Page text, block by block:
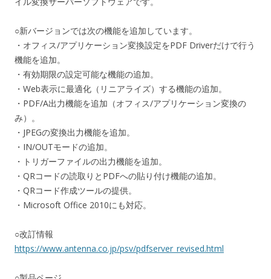
○新バージョンでは次の機能を追加しています。
・オフィス/アプリケーション変換設定をPDF Driverだけで行う
機能を追加。
・有効期限の設定可能な機能の追加。
・Web表示に最適化（リニアライズ）する機能の追加。
・PDF/A出力機能を追加（オフィス/アプリケーション変換の
み）。
・JPEGの変換出力機能を追加。
・IN/OUTモードの追加。
・トリガーファイルの出力機能を追加。
・QRコードの読取りとPDFへの貼り付け機能の追加。
・QRコード作成ツールの提供。
・Microsoft Office 2010にも対応。
○改訂情報
https://www.antenna.co.jp/psv/pdfserver_revised.html